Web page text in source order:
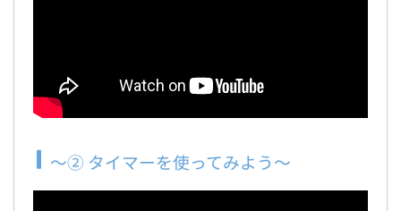
～② タイマーを使ってみよう～